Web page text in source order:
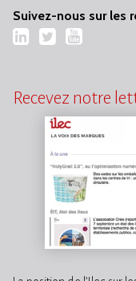
Suivez-nous sur les
LinkedIn
Twitter
Recevez notre